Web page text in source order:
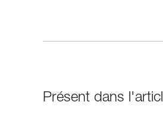
Présent dans